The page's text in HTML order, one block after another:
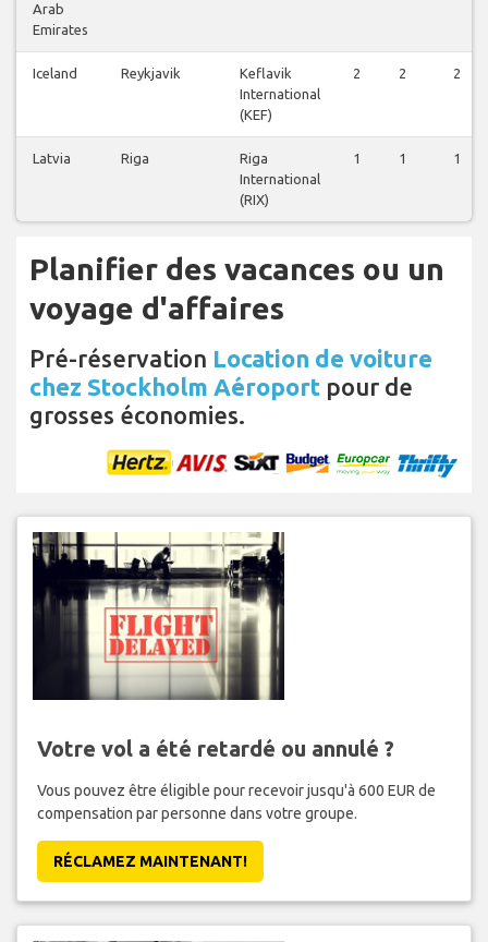
Arab
Emirates
Iceland Reykjavik
Keflavik
International
(KEF)
2 2 2
Latvia Riga
Riga
International
(RIX)
1 1 1
Planifier des vacances ou un
voyage d'affaires
Pré-réservation Location de voiture
chez Stockholm Aéroport pour de
grosses économies.
Votre vol a été retardé ou annulé ?
Vous pouvez être éligible pour recevoir jusqu'à 600 EUR de
compensation par personne dans votre groupe.
RÉCLAMEZ MAINTENANT!